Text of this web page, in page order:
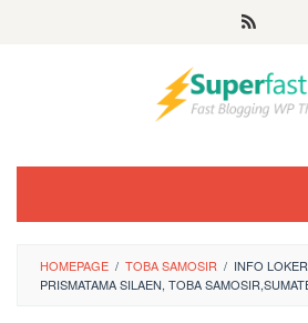
HOMEPAGE / TOBA SAMOSIR / INFO
PRISMATAMA SILAEN, TOBA